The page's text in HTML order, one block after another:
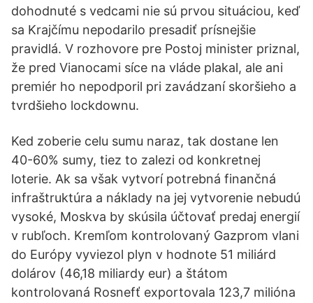
dohodnuté s vedcami nie sú prvou situáciou, keď
sa Krajčímu nepodarilo presadiť prísnejšie
pravidlá. V rozhovore pre Postoj minister priznal,
že pred Vianocami síce na vláde plakal, ale ani
premiér ho nepodporil pri zavádzaní skoršieho a
tvrdšieho lockdownu.
Ked zoberie celu sumu naraz, tak dostane len
40-60% sumy, tiez to zalezi od konkretnej
loterie. Ak sa však vytvorí potrebná finančná
infraštruktúra a náklady na jej vytvorenie nebudú
vysoké, Moskva by skúsila účtovať predaj energií
v rubľoch. Kremľom kontrolovaný Gazprom vlani
do Európy vyviezol plyn v hodnote 51 miliárd
dolárov (46,18 miliardy eur) a štátom
kontrolovaná Rosnefť exportovala 123,7 milióna